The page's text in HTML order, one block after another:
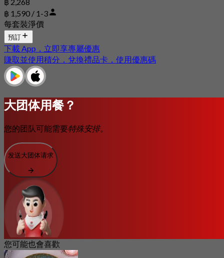
฿ 2,268
฿ 1,590 / 1-3
每套裝淨價
預訂
下載 App，立即享專屬優惠
賺取並使用積分，兌換禮品卡，使用優惠碼
大团体用餐？
您的团队可能需要特殊安排。
发送大团体请求
您可能也會喜歡